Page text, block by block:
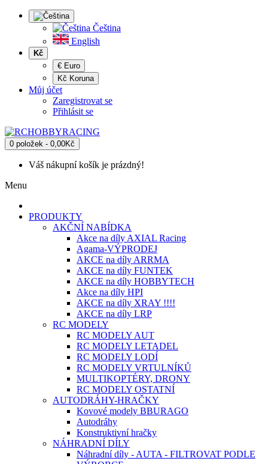
Čeština
English
Kč
€ Euro
Kč Koruna
Můj účet
Zaregistrovat se
Přihlásit se
0 položek - 0,00Kč
Váš nákupní košík je prázdný!
Menu
PRODUKTY
AKČNÍ NABÍDKA
Akce na díly AXIAL Racing
Agama-VÝPRODEJ
AKCE na díly ARRMA
AKCE na díly FUNTEK
AKCE na díly HOBBYTECH
Akce na díly HPI
AKCE na díly XRAY !!!!
AKCE na díly LRP
RC MODELY
RC MODELY AUT
RC MODELY LETADEL
RC MODELY LODÍ
RC MODELY VRTULNÍKŮ
MULTIKOPTÉRY, DRONY
RC MODELY OSTATNÍ
AUTODRÁHY-HRAČKY
Kovové modely BBURAGO
Autodráhy
Konstruktivní hračky
NÁHRADNÍ DÍLY
Náhradní díly - AUTA - FILTROVAT PODLE